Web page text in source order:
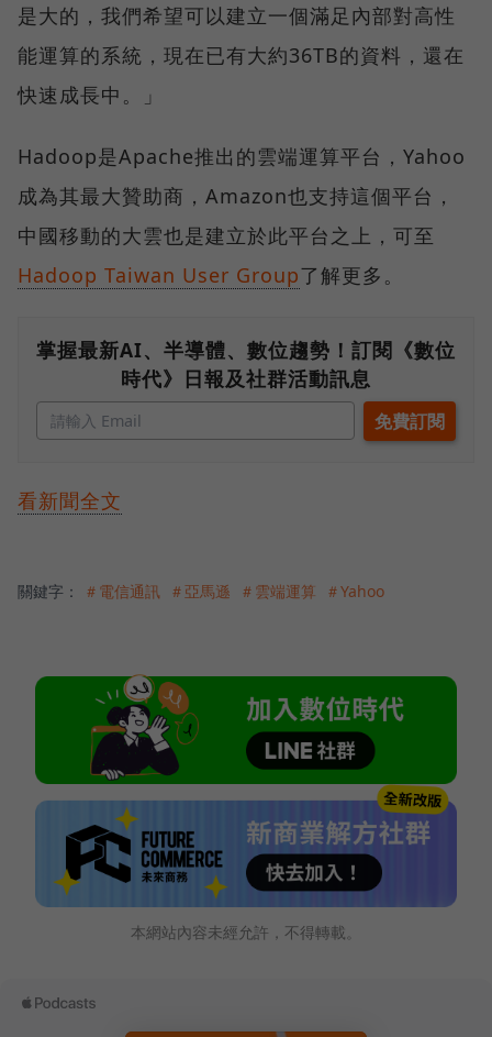
是大的，我們希望可以建立一個滿足內部對高性
能運算的系統，現在已有大約36TB的資料，還在
快速成長中。」
Hadoop是Apache推出的雲端運算平台，Yahoo
成為其最大贊助商，Amazon也支持這個平台，
中國移動的大雲也是建立於此平台之上，可至
Hadoop Taiwan User Group了解更多。
掌握最新AI、半導體、數位趨勢！訂閱《數位
時代》日報及社群活動訊息
看新聞全文
關鍵字： ＃電信通訊 ＃亞馬遜 ＃雲端運算 ＃Yahoo
本網站內容未經允許，不得轉載。